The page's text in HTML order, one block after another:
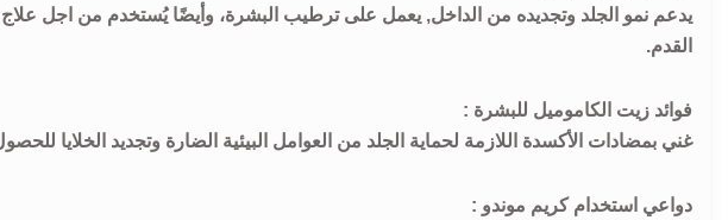
يدعم نمو الجلد وتجديده من الداخل, يعمل على ترطيب البشرة، وأيضًا يُستخدم من اجل
القدم.
فوائد زيت الكاموميل للبشرة :
غني بمضادات الأكسدة اللازمة لحماية الجلد من العوامل البيئية الضارة وتجديد الخلايا
دواعي استخدام كريم موندو :